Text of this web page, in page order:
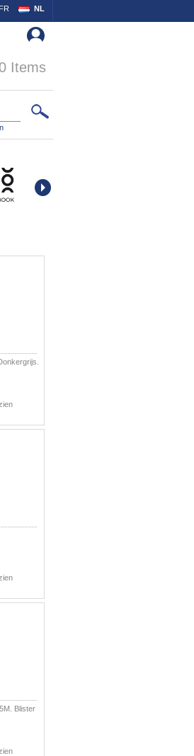
FR NL
0 Items
Blister